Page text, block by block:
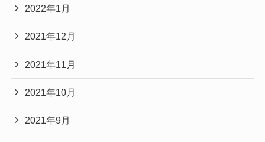
2022年1月
2021年12月
2021年11月
2021年10月
2021年9月